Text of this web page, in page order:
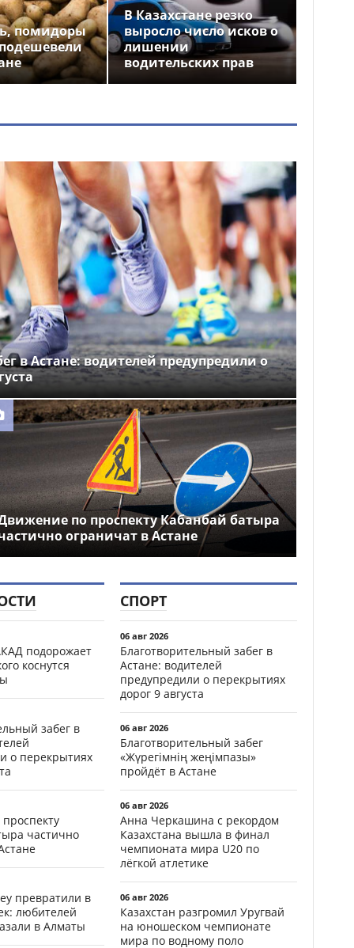
помидоры
В Казахстане резко
выросло число исков о
лишении
водительских прав
в Астане: водителей предупредили о
по проспекту Кабанбай батыра
ограничат в Астане
подорожает
коснутся
забег в
о перекрытиях
частично
превратили в
любителей
в Алматы
СПОРТ
06 авг 2026
Благотворительный забег в
Астане: водителей
предупредили о перекрытиях
дорог 9 августа
06 авг 2026
Благотворительный забег
«Жүрегімнің жеңімпазы»
пройдёт в Астане
06 авг 2026
Анна Черкашина с рекордом
Казахстана вышла в финал
чемпионата мира U20 по
лёгкой атлетике
06 авг 2026
Казахстан разгромил Уругвай
на юношеском чемпионате
мира по водному поло